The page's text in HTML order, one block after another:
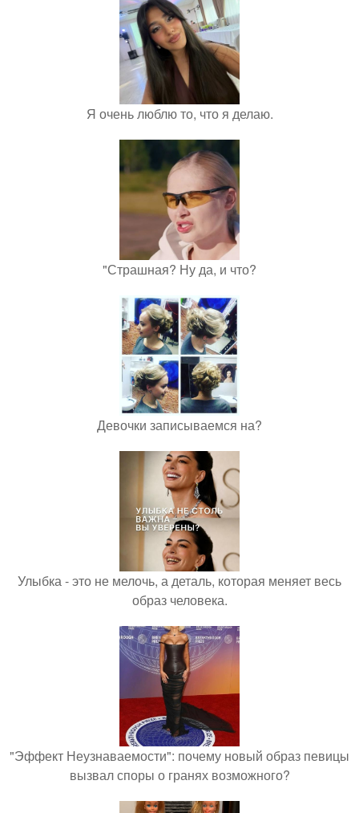
Я очень люблю то, что я делаю.
"Страшная? Ну да, и что?
Девочки записываемся на?
Улыбка - это не мелочь, а деталь, которая меняет весь
образ человека.
"Эффект Неузнаваемости": почему новый образ певицы
вызвал споры о гранях возможного?